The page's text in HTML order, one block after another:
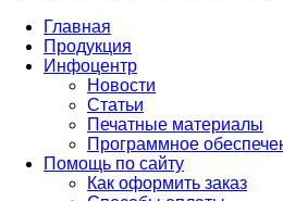
Главная
Продукция
Инфоцентр
Новости
Статьи
Печатные материалы
Программное
Помощь по сайту
Как оформить заказ